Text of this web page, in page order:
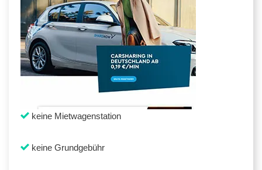
keine Mietwagenstation
keine Grundgebühr